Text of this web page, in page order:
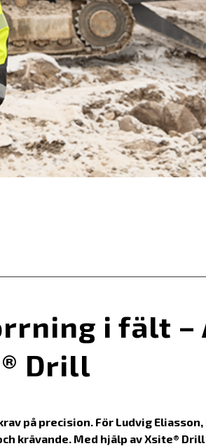
i fält –
Drill
på precision. För Ludvig
krävande. Med hjälp av Xsite®